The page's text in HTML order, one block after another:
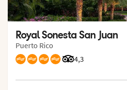
Royal Sonesta San Juan
Puerto Rico
4,3
Vurdering fra